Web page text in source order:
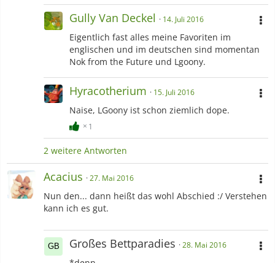
Gully Van Deckel 14. Juli 2016
Eigentlich fast alles meine Favoriten im
englischen und im deutschen sind momentan
Nok from the Future und Lgoony.
Hyracotherium 15. Juli 2016
Naise, LGoony ist schon ziemlich dope.
1
2 weitere Antworten
Acacius 27. Mai 2016
Nun den... dann heißt das wohl Abschied :/ Verstehen
kann ich es gut.
Großes Bettparadies 28. Mai 2016